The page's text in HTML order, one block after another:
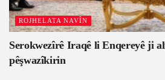
ROJHELATA NAVÎN
Serokwezîrê Iraqê li Enqereyê ji
pêşwazîkirin